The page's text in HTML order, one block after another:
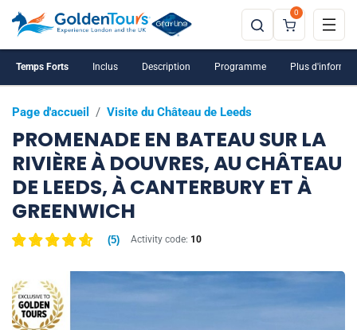
0
Page d'accueil / Visite du Château de Leeds
PROMENADE EN BATEAU SUR LA
RIVIÈRE À DOUVRES, AU CHÂTEAU
DE LEEDS, À CANTERBURY ET À
GREENWICH
(5) Activity code: 10
Temps Forts Inclus Description Programme Plus